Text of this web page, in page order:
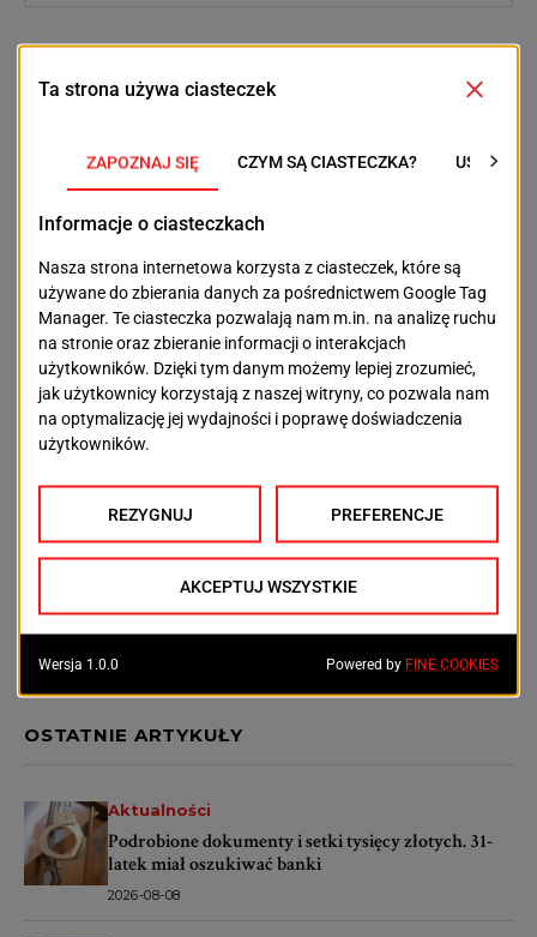
jubileuszowy, 25. Wielki Turniej Tenorów – widowisko
Późnym wieczorem szczecińska publiczność ma
kolejne dwie propozycje. Klub After Ego zaprasza na
22:00 w Teatrze Polskim rozpocznie się
surrealistyczne widowisko „Melancholie hrabiego
Michała Janickiego herbu Puszcza Wkrzańska”, pełne
dowcipu i groteski.
Tego dnia Szczecin zamieni się w prawdziwą
kulturalną mozaikę – od lokalnego święta w
„Krzemieniu”, przez teatr i klasykę operową, aż po
hip-hop i taneczny house.
POPRZEDNI TEKST
Trzy instytucje, jeden
cel. Rusza projekt
"Wspólny Bilet – Trzy
NASTĘPNY TEKST
„Szczecin Malowany
Paryżem” już dziś w
Hotelu Jachtowa
OSTATNIE ARTYKUŁY
Aktualności
Podrobione dokumenty i setki tysięcy złotych. 31-
latek miał oszukiwać banki
2026-08-08